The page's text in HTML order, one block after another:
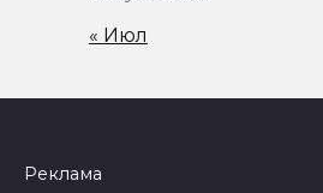
« Июл
Реклама